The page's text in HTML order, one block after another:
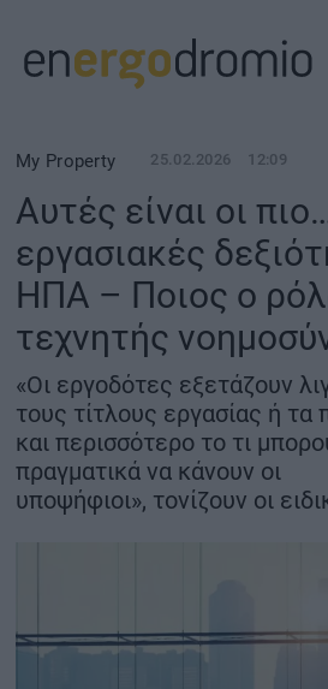
ΥΠΟΔΟΜΕΣ
REAL ESTATE
ΠΕΡΙΒΑΛΛΟΝ
ΕΝΕΡΓΕΙΑ
ΜΕΤΑΦΟΡΕΣ -
ΨΗΦΙΑΚΟΣ ΚΟΣΜΟΣ
MY PROPERTY
My Property 25.02.2026 12:09
Αυτές είναι οι
εργασιακές
ΗΠΑ – Ποιος ο
τεχνητής
«Οι εργοδότες εξετάζουν
τους τίτλους εργασίας ή τα
και περισσότερο το τι
πραγματικά να κάνουν οι
υποψήφιοι», τονίζουν οι